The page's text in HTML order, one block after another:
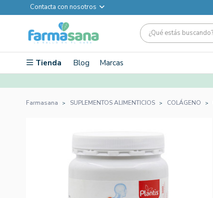
Contacta con nosotros
Tienda Blog Marcas
Farmasana SUPLEMENTOS ALIMENTICIOS COLÁGENO